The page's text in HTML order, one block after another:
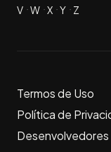
V W X Y Z
Termos de Uso
Política de
Desenvolvedores